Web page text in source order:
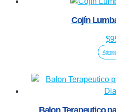
Cojín
$
Balon Terapeutico